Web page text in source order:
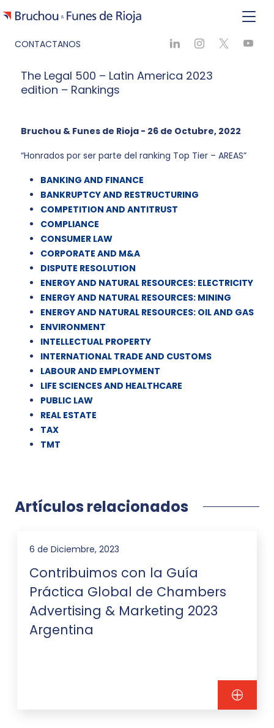
CONTACTANOS
The Legal 500 – Latin America 2023
edition – Rankings
Bruchou & Funes de Rioja - 26 de Octubre, 2022
“Honrados por ser parte del ranking Top Tier – AREAS”
BANKING AND FINANCE
BANKRUPTCY AND RESTRUCTURING
COMPETITION AND ANTITRUST
COMPLIANCE
CONSUMER LAW
CORPORATE AND M&A
DISPUTE RESOLUTION
ENERGY AND NATURAL RESOURCES: ELECTRICITY
ENERGY AND NATURAL RESOURCES: MINING
ENERGY AND NATURAL RESOURCES: OIL AND GAS
ENVIRONMENT
INTELLECTUAL PROPERTY
INTERNATIONAL TRADE AND CUSTOMS
LABOUR AND EMPLOYMENT
LIFE SCIENCES AND HEALTHCARE
PUBLIC LAW
REAL ESTATE
TAX
TMT
Artículos relacionados
6 de Diciembre, 2023
Contribuimos con la Guía
Práctica Global de Chambers
Advertising & Marketing 2023
Argentina